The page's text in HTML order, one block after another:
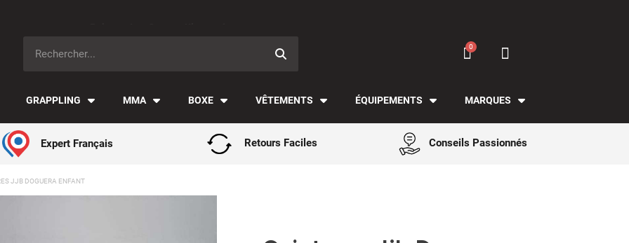
GRAPPLING MMA BOXE VÊTEMENTS ÉQUIPEMENTS MARQUES
Expert Français Retours Faciles Conseils Passionnés
JJB DOGUERA ENFANT